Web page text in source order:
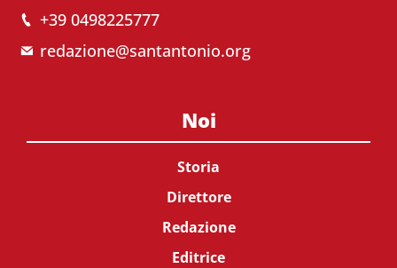
+39 0498225777
redazione@santantonio.org
Noi
Storia
Direttore
Redazione
Editrice